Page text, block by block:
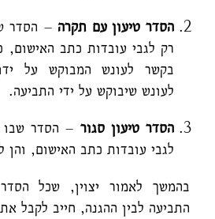
הסדר טיעון עם תקרה – הסדר
רק לגבי עובדות כתב האישום,
בקשר לעונש המבוקש על
לעונש שיבוקש על ידי התביעה.
הסדר טיעון סגור – הסדר שבו
לגבי עובדות כתב האישום, והן
בהמשך לאמור יצוין, שכל
התביעה לבין ההגנה, חייב לקבל